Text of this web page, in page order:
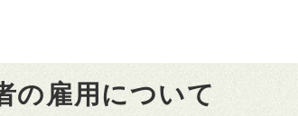
の雇用について